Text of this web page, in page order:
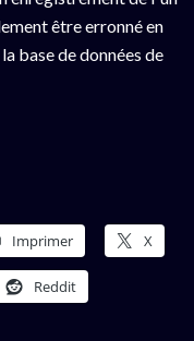
être erronné en
base de données de
Imprimer X
Reddit